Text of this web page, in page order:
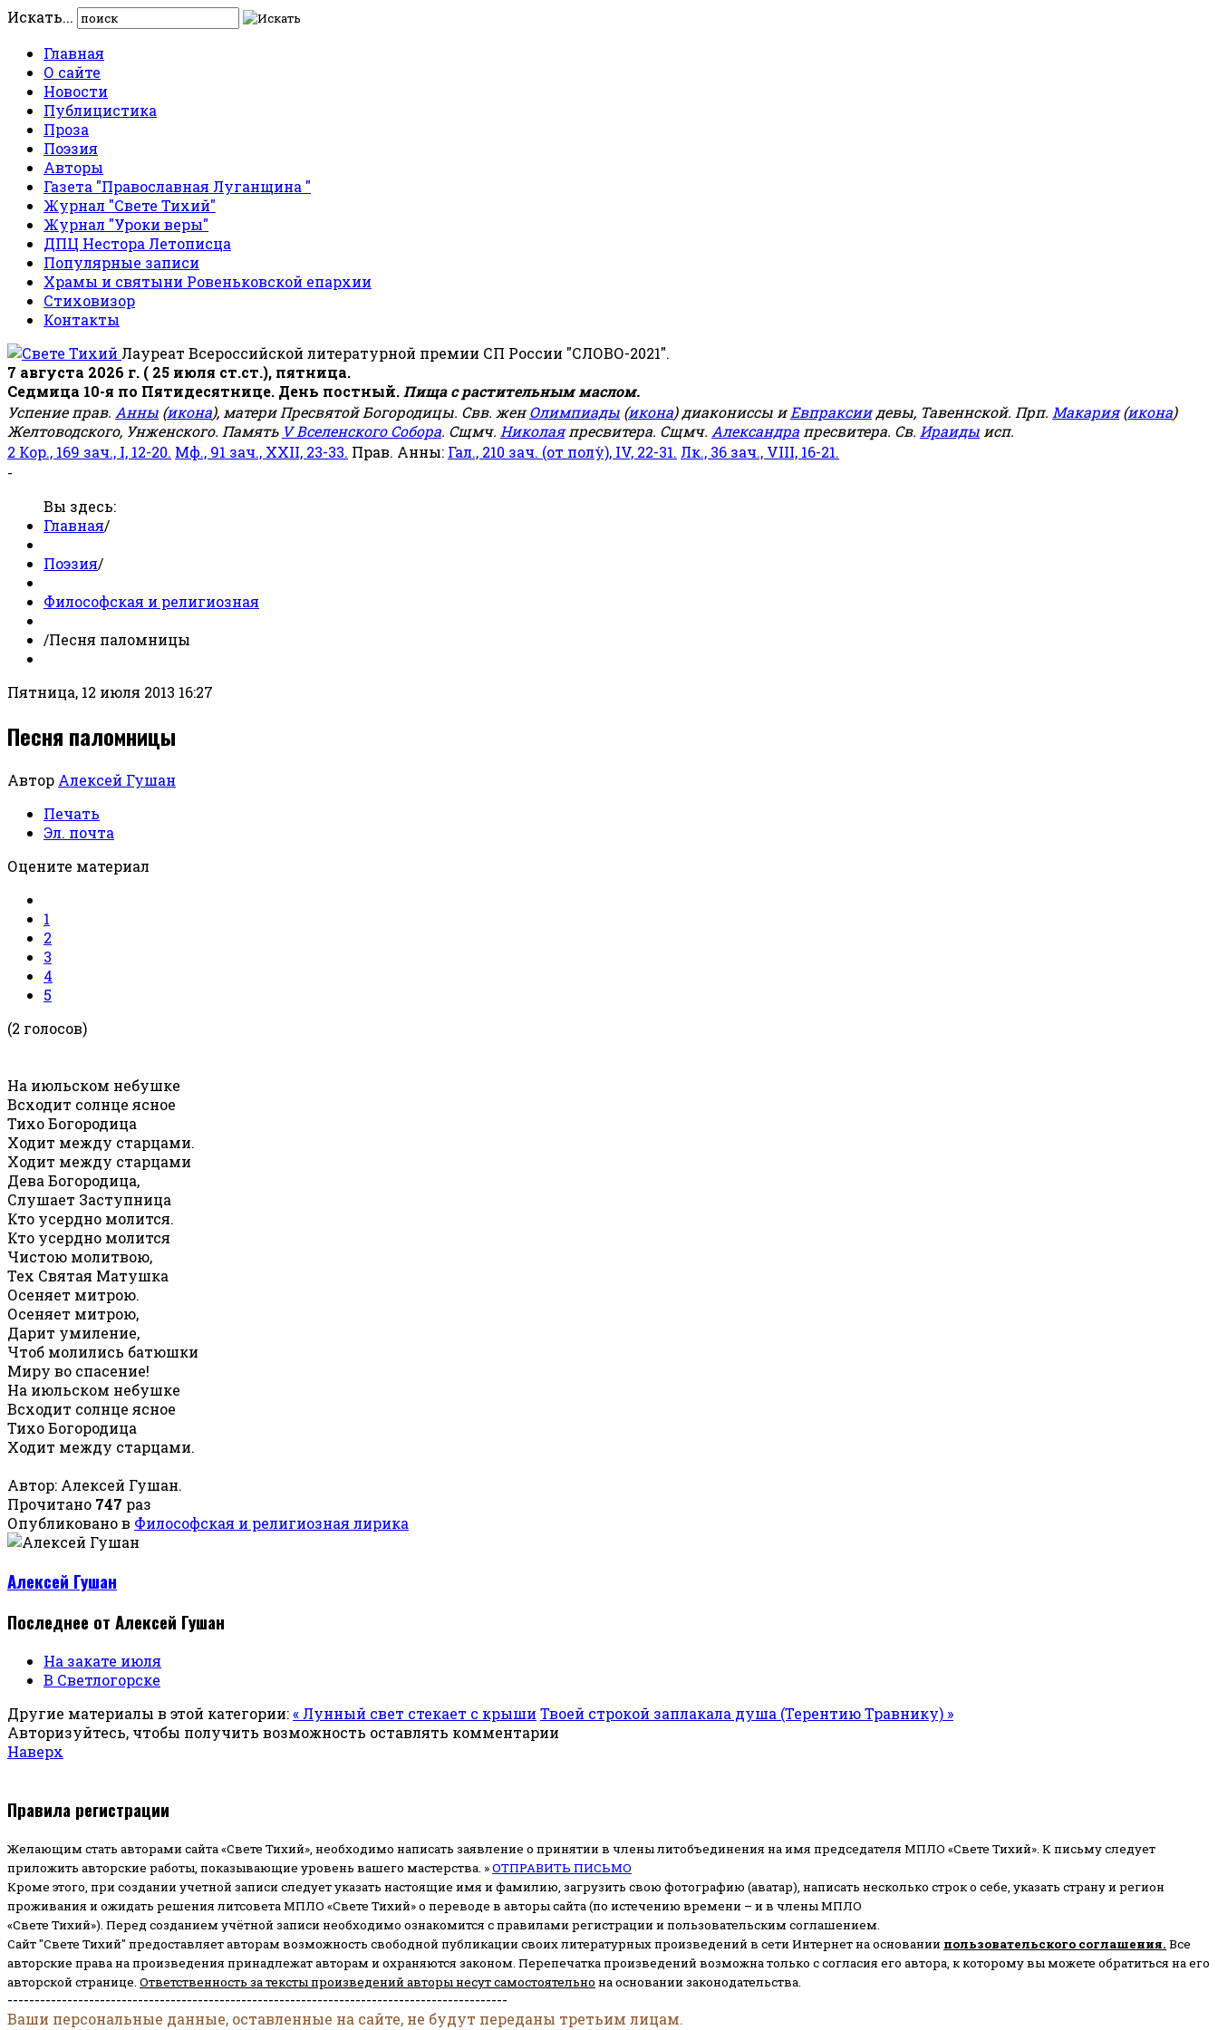
Искать...
Главная
О сайте
Новости
Публицистика
Проза
Поэзия
Авторы
Газета "Православная Луганщина "
Журнал "Свете Тихий"
Журнал "Уроки веры"
ДПЦ Нестора Летописца
Популярные записи
Храмы и святыни Ровеньковской епархии
Стиховизор
Контакты
Лауреат Всероссийской литературной премии СП России "СЛОВО-2021".
7 августа 2026 г. ( 25 июля ст.ст.), пятница.
Седмица 10-я по Пятидесятнице. День постный. Пища с растительным маслом.
Успение прав. Анны (икона), матери Пресвятой Богородицы. Свв. женОлимпиады (икона) диакониссы иЕвпраксиидевы, Тавеннской. Прп. Макария(икона)
Желтоводского, Унженского. Память V Вселенского Собора. Сщмч. Николаяпресвитера. Сщмч. Александра пресвитера. Св. Ираиды исп.
2 Кор., 169 зач., I, 12-20. Мф., 91 зач., XXII, 23-33. Прав. Анны: Гал., 210 зач. (от полу́), IV, 22-31. Лк., 36 зач., VIII, 16-21.
-
Вы здесь:
Главная/
Поэзия/
Философская и религиозная
/Песня паломницы
Пятница, 12 июля 2013 16:27
Песня паломницы
Автор Алексей Гушан
Печать
Эл. почта
Оцените материал
1
2
3
4
5
(2 голосов)
На июльском небушке
Всходит солнце ясное
Тихо Богородица
Ходит между старцами.
Ходит между старцами
Дева Богородица,
Слушает Заступница
Кто усердно молится.
Кто усердно молится
Чистою молитвою,
Тех Святая Матушка
Осеняет митрою.
Осеняет митрою,
Дарит умиление,
Чтоб молились батюшки
Миру во спасение!
На июльском небушке
Всходит солнце ясное
Тихо Богородица
Ходит между старцами.
Автор: Алексей Гушан.
Прочитано 747 раз
Опубликовано в Философская и религиозная лирика
Алексей Гушан
Последнее от Алексей Гушан
На закате июля
В Светлогорске
Другие материалы в этой категории:« Лунный свет стекает с крыши Твоей строкой заплакала душа (Терентию Травнику) »
Авторизуйтесь, чтобы получить возможность оставлять комментарии
Наверх
Правила регистрации
Желающим стать авторами сайта «Свете Тихий», необходимо написать заявление о принятии в члены литобъединения на имя председателя МПЛО «Свете Тихий». К письму следует
приложить авторские работы, показывающие уровень вашего мастерства. »ОТПРАВИТЬ ПИСЬМО
Кроме этого, при создании учетной записи следует указать настоящие имя и фамилию, загрузить свою фотографию (аватар), написать несколько строк о себе, указать страну и регион
проживания и ожидать решения литсовета МПЛО «Свете Тихий» о переводе в авторы сайта (по истечению времени – и в члены МПЛО
«Свете Тихий»). Перед созданием учётной записи необходимо ознакомится с правилами регистрации и пользовательским соглашением.
Сайт "Свете Тихий" предоставляет авторам возможность свободной публикации своих литературных произведений в сети Интернет на основании пользовательского соглашения. Все
авторские права на произведения принадлежат авторам и охраняются законом. Перепечатка произведений возможна только с согласия его автора, к которому вы можете обратиться на его
авторской странице. Ответственность за тексты произведений авторы несут самостоятельно на основании законодательства.
--------------------------------------------------------------------------------------------
Ваши персональные данные, оставленные на сайте, не будут переданы третьим лицам.